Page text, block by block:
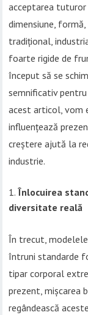
acceptarea
dimensiune,
tradițional,
foarte rigide de
început să se
semnificativ
acest articol, vom
influențează
creștere ajută la
industrie.
Înlocuirea
diversitate reală
În trecut,
întruni standarde
tipar corporal
prezent, mișcarea
regândească